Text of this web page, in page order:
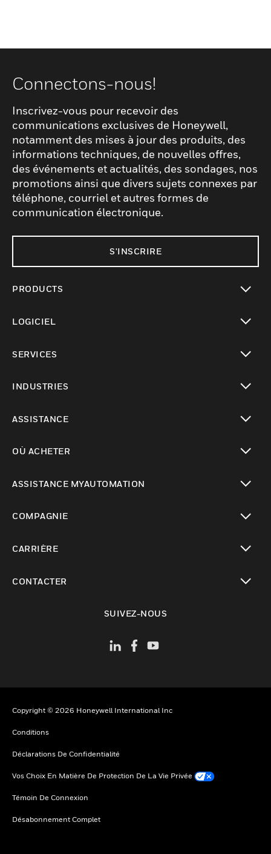
Connectons-nous!
Inscrivez-vous pour recevoir des
communications exclusives de Honeywell,
notamment des mises à jour des produits, des
informations techniques, de nouvelles offres,
des événements et actualités, des sondages, nos
promotions ainsi que divers sujets connexes par
téléphone, courriel et autres formes de
communication électronique.
S'INSCRIRE
PRODUCTS
LOGICIEL
SERVICES
INDUSTRIES
ASSISTANCE
OÙ ACHETER
ASSISTANCE MYAUTOMATION
COMPAGNIE
CARRIÈRE
CONTACTER
SUIVEZ-NOUS
Copyright © 2026 Honeywell International Inc
Conditions
Déclarations De Confidentialité
Vos Choix En Matière De Protection De La Vie Privée
Témoin De Connexion
Désabonnement Complet